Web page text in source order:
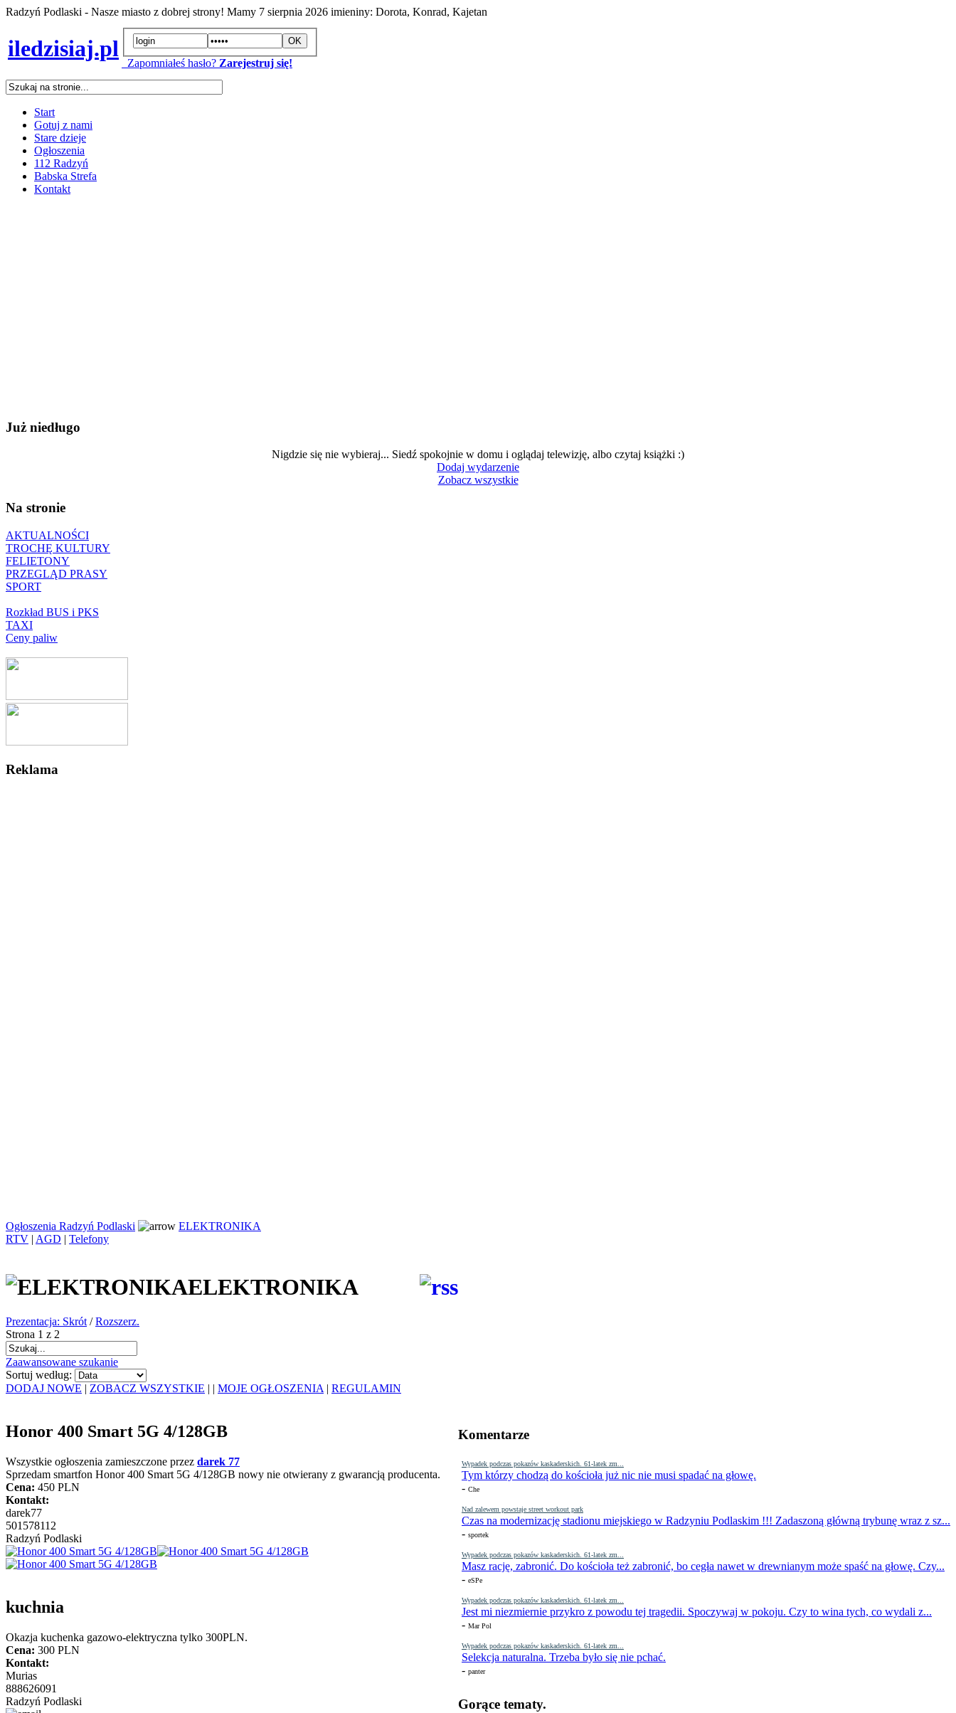
Radzyń Podlaski - Nasze miasto z dobrej strony! Mamy 7 sierpnia 2026 imieniny: Dorota, Konrad, Kajetan
iledzisiaj.pl
Zapomniałeś hasło? Zarejestruj się!
Start
Gotuj z nami
Stare dzieje
Ogłoszenia
112 Radzyń
Babska Strefa
Kontakt
Już niedługo
Nigdzie się nie wybieraj... Siedź spokojnie w domu i oglądaj telewizję, albo czytaj książki :)
Dodaj wydarzenie
Zobacz wszystkie
Na stronie
AKTUALNOŚCI
TROCHĘ KULTURY
FELIETONY
PRZEGLĄD PRASY
SPORT
Rozkład BUS i PKS
TAXI
Ceny paliw
Reklama
Komentarze
Wypadek podczas pokazów kaskaderskich. 61-latek zm...
Tym którzy chodzą do kościoła już nic nie musi spadać na głowę.
- Che
Nad zalewem powstaje street workout park
Czas na modernizację stadionu miejskiego w Radzyniu Podlaskim !!! Zadaszoną główną trybunę wraz z sz...
- sportek
Wypadek podczas pokazów kaskaderskich. 61-latek zm...
Masz rację, zabronić. Do kościoła też zabronić, bo cegła nawet w drewnianym może spaść na głowę. Czy...
- eSPe
Wypadek podczas pokazów kaskaderskich. 61-latek zm...
Jest mi niezmiernie przykro z powodu tej tragedii. Spoczywaj w pokoju. Czy to wina tych, co wydali z...
- Mar Pol
Wypadek podczas pokazów kaskaderskich. 61-latek zm...
Selekcja naturalna. Trzeba było się nie pchać.
- panter
Gorące tematy.
Ogłoszenia Radzyń Podlaski
ELEKTRONIKA
RTV | AGD | Telefony
ELEKTRONIKA
Prezentacja: Skrót /Rozszerz.
Strona 1 z 2
Zaawansowane szukanie
Sortuj według:
DODAJ NOWE | ZOBACZ WSZYSTKIE | | MOJE OGŁOSZENIA | REGULAMIN
Honor 400 Smart 5G 4/128GB
Wszystkie ogłoszenia zamieszczone przez darek 77
Sprzedam smartfon Honor 400 Smart 5G 4/128GB nowy nie otwierany z gwarancją producenta.
Cena: 450 PLN
Kontakt:
darek77
501578112
Radzyń Podlaski
kuchnia
Okazja kuchenka gazowo-elektryczna tylko 300PLN.
Cena: 300 PLN
Kontakt:
Murias
888626091
Radzyń Podlaski